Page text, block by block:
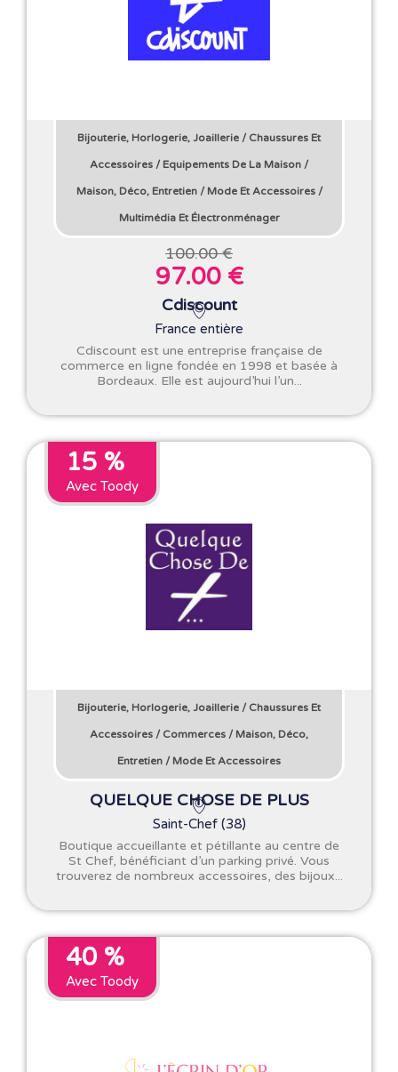
Bijouterie, Horlogerie, Joaillerie / Chaussures Et
Accessoires / Equipements De La Maison /
Maison, Déco, Entretien/ Mode Et Accessoires/
Multimédia Et Électronménager
100.00 €
97.00 €
Cdiscount
France entière
Cdiscount est une entreprise française de
commerce en ligne fondée en 1998 et basée à
Bordeaux. Elle est aujourd’hui l’un...
15 %
Avec Toody
Bijouterie, Horlogerie, Joaillerie / Chaussures Et
Accessoires / Commerces / Maison, Déco,
Entretien / Mode Et Accessoires
QUELQUE CHOSE DE PLUS
Saint-Chef (38)
Boutique accueillante et pétillante au centre de
St Chef, bénéficiant d’un parking privé. Vous
trouverez de nombreux accessoires, des bijoux...
40 %
Avec Toody